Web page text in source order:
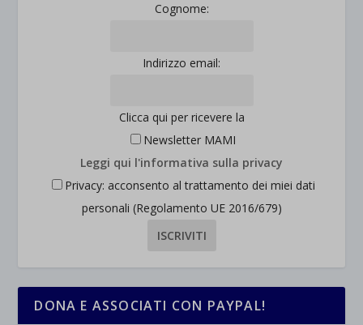
Cognome:
Indirizzo email:
Clicca qui per ricevere la
Newsletter MAMI
Leggi qui l'informativa sulla privacy
Privacy: acconsento al trattamento dei miei dati
personali (Regolamento UE 2016/679)
DONA E ASSOCIATI CON PAYPAL!